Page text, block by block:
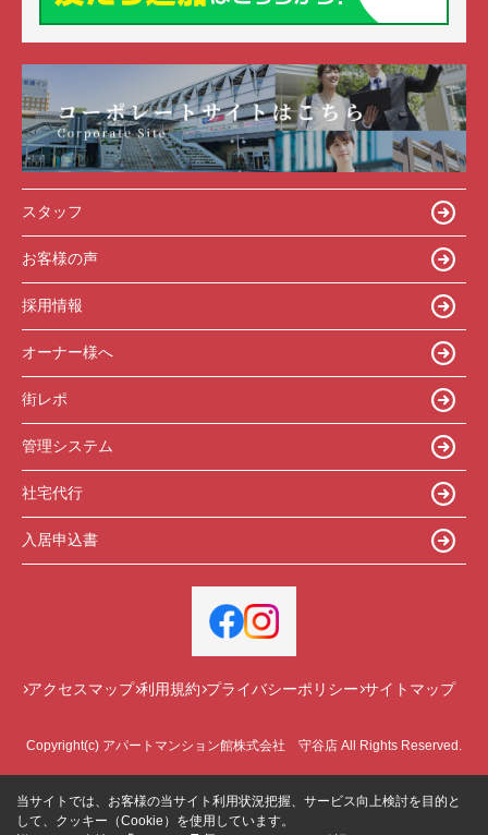
スタッフ
お客様の声
採用情報
オーナー様へ
街レポ
管理システム
社宅代行
入居申込書
アクセスマップ 利用規約 プライバシーポリシー サイトマップ
Copyright(c) アパートマンション館株式会社 守谷店 All Rights Reserved.
当サイトでは、お客様の当サイト利用状況把握、サービス向上検討を目的と
して、クッキー（Cookie）を使用しています。